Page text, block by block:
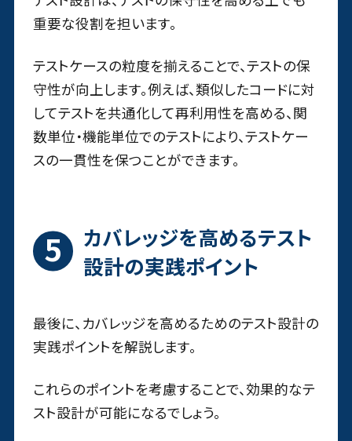
重要な役割を担います。
テストケースの粒度を揃えることで、テストの保
守性が向上します。例えば、類似したコードに対
してテストを共通化して再利用性を高める、関
数単位・機能単位でのテストにより、テストケー
スの一貫性を保つことができます。
カバレッジを高めるテスト
設計の実践ポイント
最後に、カバレッジを高めるためのテスト設計の
実践ポイントを解説します。
これらのポイントを考慮することで、効果的なテ
スト設計が可能になるでしょう。